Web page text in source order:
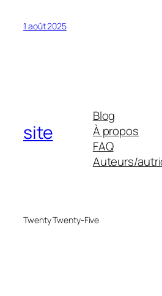
1 août 2025
site
Blog
À propos
FAQ
Auteurs/
Twenty Twenty-Five